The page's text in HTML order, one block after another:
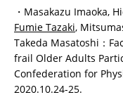
・Masakazu Imaoka,
Fumie Tazaki,
Takeda Masatoshi：
frail Older Adults
Confederation for
2020.10.24-25.